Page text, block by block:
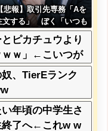
【悲報】取引先専務「Aを
文する」 ぼく「いつも
しか使わないけど本当に
ってる？」 取専「あっ
→結果『こう』なったん
レワイが悪いん
？？？？？
ピカチュウより
ｗｗ」←こいつが
奴、TierEランク
い年頃の中学生さ
終了へ←これw w